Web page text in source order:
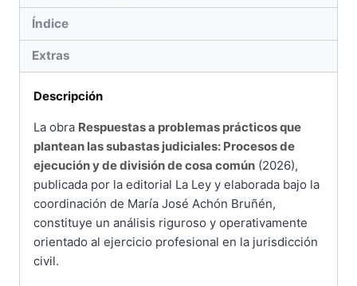
Índice
Extras
Descripción
La obra Respuestas a problemas prácticos que
plantean las subastas judiciales: Procesos de
ejecución y de división de cosa común (2026),
publicada por la editorial La Ley y elaborada bajo la
coordinación de María José Achón Bruñén,
constituye un análisis riguroso y operativamente
orientado al ejercicio profesional en la jurisdicción
civil.